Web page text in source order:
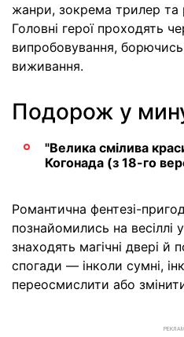
жанри, зокрема трилер та
Головні герої проходять
випробовування,
виживання.
Подорож у
"Велика смілива
Когонада (з 18-го
Романтична фентезі-
познайомились на весіллі
знаходять магічні двері й
спогади — інколи сумні,
переосмислити або